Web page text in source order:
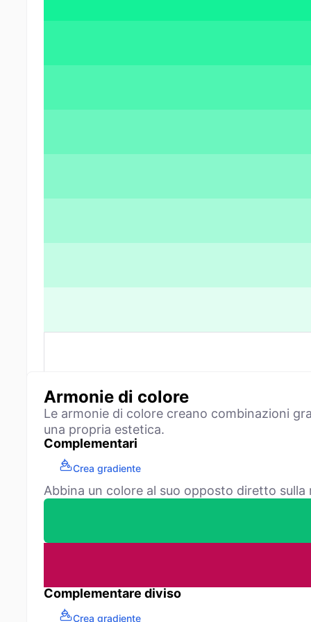
Armonie di colore
Le armonie di colore creano combinazioni
una propria estetica.
Complementari
Crea gradiente
Abbina un colore al suo opposto diretto
Complementare diviso
Crea gradiente